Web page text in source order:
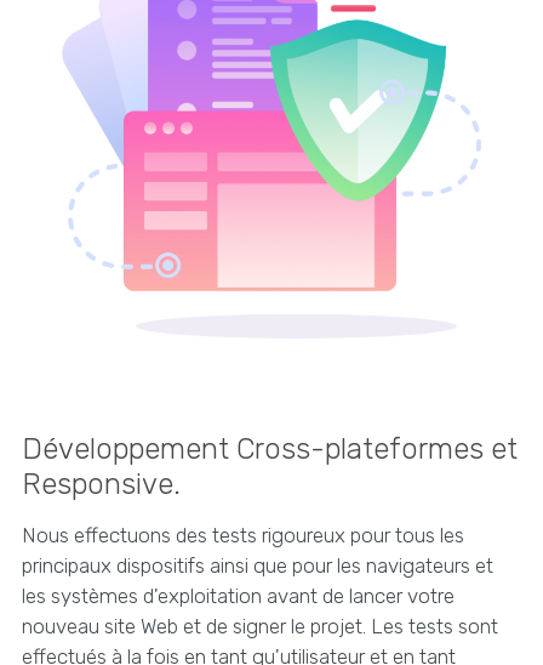
Développement Cross-plateformes et
Responsive.
Nous effectuons des tests rigoureux pour tous les
principaux dispositifs ainsi que pour les navigateurs et
les systèmes d'exploitation avant de lancer votre
nouveau site Web et de signer le projet. Les tests sont
effectués à la fois en tant qu'utilisateur et en tant